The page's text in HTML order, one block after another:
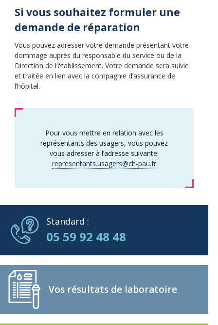
Si vous souhaitez formuler une
demande de réparation
Vous pouvez adresser votre demande présentant votre
dommage auprès du responsable du service ou de la
Direction de l’établissement. Votre demande sera suivie
et traitée en lien avec la compagnie d’assurance de
l’hôpital.
Pour vous mettre en relation avec les
représentants des usagers, vous pouvez
vous adresser à l’adresse suivante:
representants.usagers@ch-pau.fr
Standard :
05 59 92 48 48
Vos résultats de laboratoire